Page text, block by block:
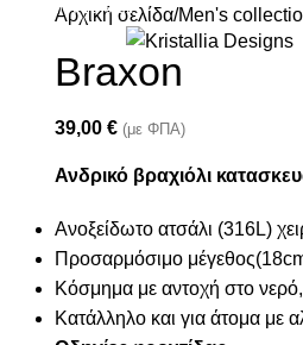
and enjoy 10% Off
Αρχική σελίδα Men's
Braxon
39,00 € (με ΦΠΑ)
Ανδρικό βραχιόλι
Ανοξείδωτο ατσάλι (316L)
Προσαρμόσιμο
Κόσμημα με αντοχή στο νερό,
Κατάλληλο και για άτομα με